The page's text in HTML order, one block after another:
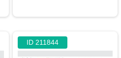
ID 211844